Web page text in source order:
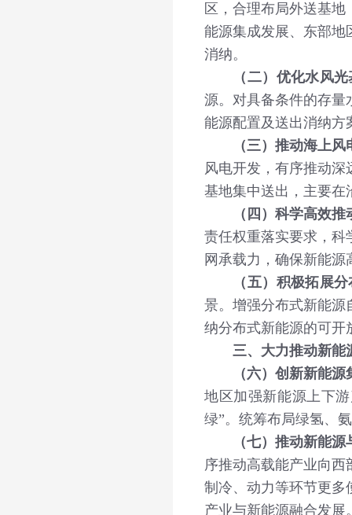
区，合理布局外送基
能源集成发展、东部地
消纳。
（二）优化水风
源。对具备条件的存量
能源配置及送出消纳方
（三）推动海上
风电开发，有序推动
基地集中送出，主要在
（四）科学高效推
责任权重落实要求，科
网承载力，确保新能
（五）积极拓展分
景。增强分布式新能源
纳分布式新能源的可开
三、大力推动新能
（六）创新新能源
地区加强新能源上下
绿”。统筹布局绿氢、
（七）推动新能源
序推动高载能产业向
制冷、动力等环节更多
产业与新能源融合发